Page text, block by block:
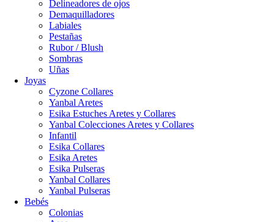
Delineadores de ojos
Demaquilladores
Labiales
Pestañas
Rubor / Blush
Sombras
Uñas
Joyas
Cyzone Collares
Yanbal Aretes
Esika Estuches Aretes y Collares
Yanbal Colecciones Aretes y Collares
Infantil
Esika Collares
Esika Aretes
Esika Pulseras
Yanbal Collares
Yanbal Pulseras
Bebés
Colonias